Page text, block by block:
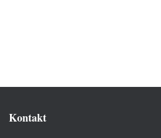
Kontakt